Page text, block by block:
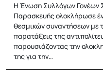
Η Ένωση Συλλόγων Γονέων
Παρασκευής ολοκλήρωσε
θεσμικών συναντήσεων με
παρατάξεις της
παρουσιάζοντας την
της για την…